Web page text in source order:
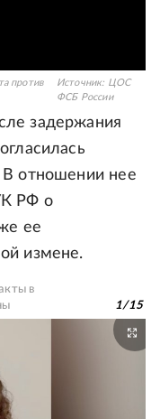
против
Источник: ЦОС
ФСБ России
задержания
В отношении нее
РФ о
ее
измене.
в
1/15